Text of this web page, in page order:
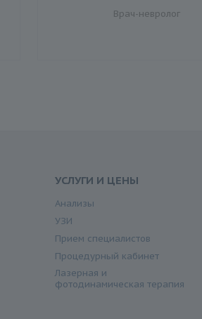
Врач-невролог
УСЛУГИ И ЦЕНЫ
Анализы
УЗИ
Прием специалистов
Процедурный кабинет
Лазерная и
фотодинамическая терапия